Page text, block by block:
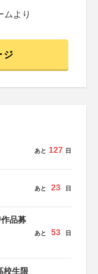
ムより
ジ
あと 127 日
あと 23 日
品募
あと 53 日
校生限